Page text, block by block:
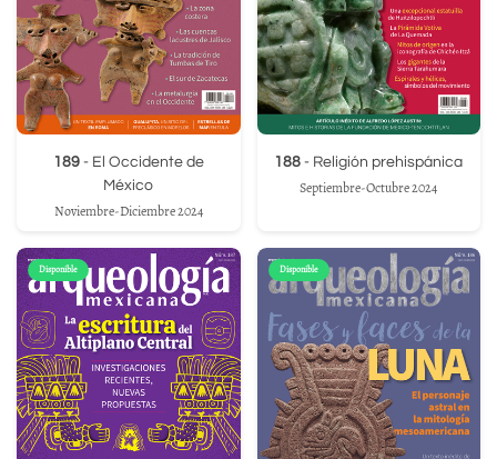
189- El Occidente de
México
Noviembre-Diciembre 2024
188 - Religión prehispánica
Septiembre-Octubre 2024
Disponible Disponible